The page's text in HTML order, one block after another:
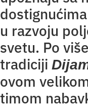
u razvoju
svetu. Po
tradiciji
ovom
timom